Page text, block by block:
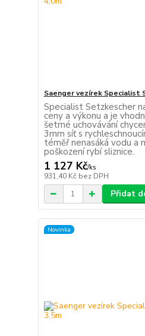
Saenger vezírek Specialist
Specialist Setzkescher
ceny a výkonu a je
šetrné uchovávání
3mm síť s
téměř nenasáká vodu a
poškození rybí sliznice.
1 127 Kč/ks
931,40 Kč bez DPH
Přidat
Novinka